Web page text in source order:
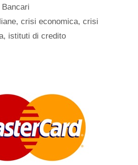
,crisi economica,crisi
, istituti di credito